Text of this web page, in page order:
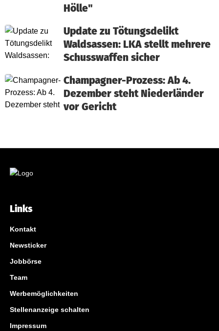
Hölle"
Update zu Tötungsdelikt
Waldsassen: LKA stellt mehrere
Schusswaffen sicher
Champagner-Prozess: Ab 4.
Dezember steht Niederländer
vor Gericht
Links
Kontakt
Newsticker
Jobbörse
Team
Werbemöglichkeiten
Stellenanzeige schalten
Impressum